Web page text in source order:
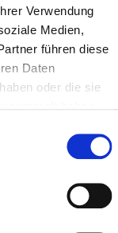
Verwendung
Medien,
führen diese
Daten
oder die sie
MS Sports folgen